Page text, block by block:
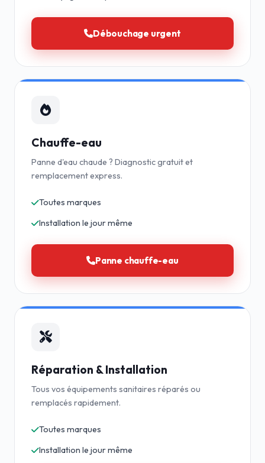
Débouchage urgent
Chauffe-eau
Panne d'eau chaude ? Diagnostic gratuit et
remplacement express.
Toutes marques
Installation le jour même
Panne chauffe-eau
Réparation & Installation
Tous vos équipements sanitaires réparés ou
remplacés rapidement.
Toutes marques
Installation le jour même